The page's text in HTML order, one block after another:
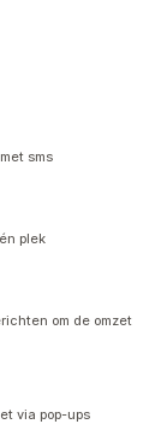
sms
plek
om de omzet
via pop-ups